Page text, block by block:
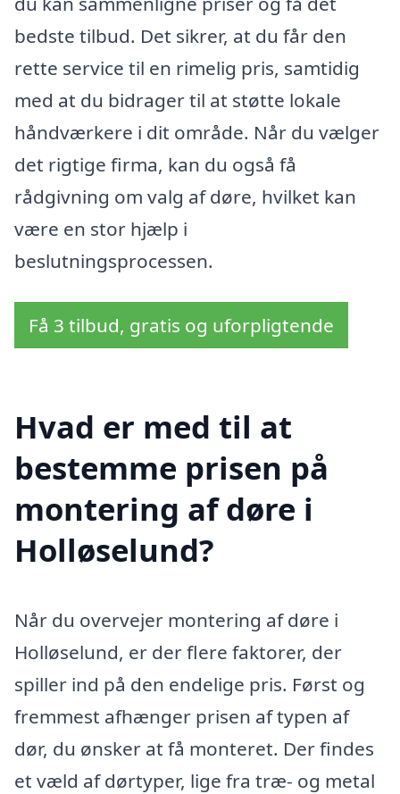
bedste tilbud. Det sikrer, at du får den
rette service til en rimelig pris, samtidig
med at du bidrager til at støtte lokale
håndværkere i dit område. Når du vælger
det rigtige firma, kan du også få
rådgivning om valg af døre, hvilket kan
være en stor hjælp i
beslutningsprocessen.
Få 3 tilbud, gratis og uforpligtende
Hvad er med til at
bestemme prisen på
montering af døre i
Holløselund?
Når du overvejer montering af døre i
Holløselund, er der flere faktorer, der
spiller ind på den endelige pris. Først og
fremmest afhænger prisen af typen af
dør, du ønsker at få monteret. Der findes
et væld af dørtyper, lige fra træ- og metal